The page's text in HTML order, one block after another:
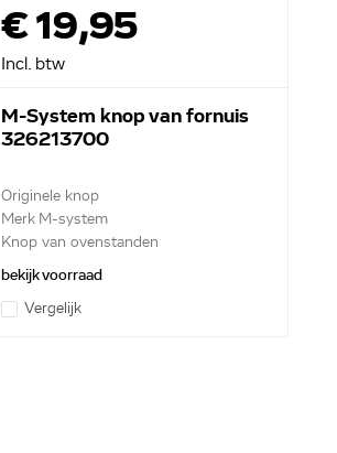
€ 19,95
Incl. btw
M-System knop van fornuis
326213700
Originele knop
Merk M-system
Knop van ovenstanden
bekijk voorraad
Vergelijk